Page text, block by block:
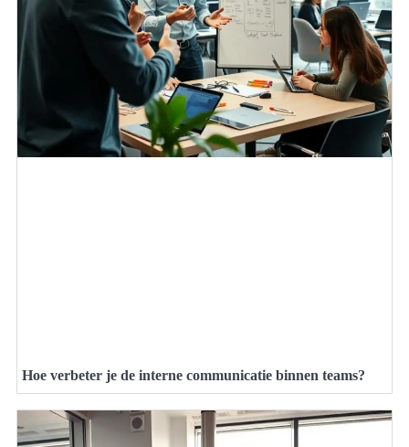
Hoe verbeter je de interne communicatie binnen teams?